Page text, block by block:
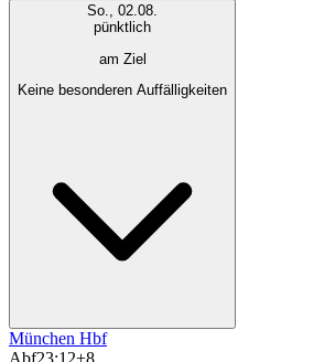
So., 02.08.
pünktlich
am Ziel
Keine besonderen Auffälligkeiten
München Hbf